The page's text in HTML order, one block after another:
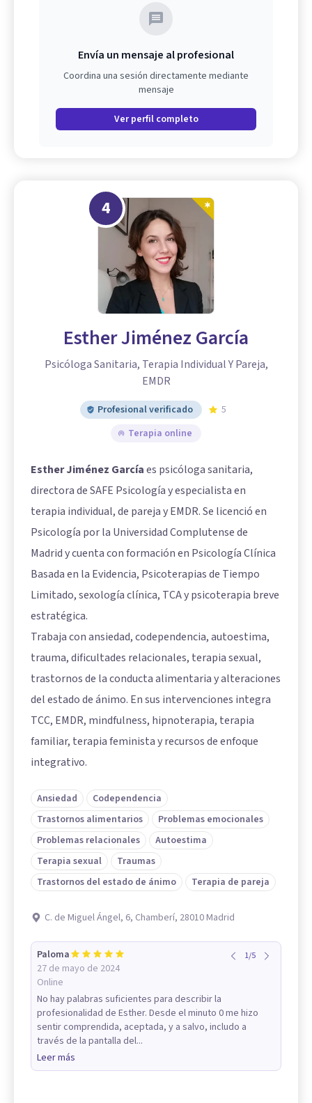
Envía un mensaje al profesional
Coordina una sesión directamente mediante
mensaje
Ver perfil completo
4
Esther Jiménez García
Psicóloga Sanitaria, Terapia Individual Y Pareja,
EMDR
Profesional verificado
5
Terapia online
Esther Jiménez Garcíaes psicóloga sanitaria,
directora de SAFE Psicología y especialista en
terapia individual, de pareja y EMDR. Se licenció en
Psicología por la Universidad Complutense de
Madrid y cuenta con formación en Psicología Clínica
Basada en la Evidencia, Psicoterapias de Tiempo
Limitado, sexología clínica, TCA y psicoterapia breve
estratégica.
Trabaja con ansiedad, codependencia, autoestima,
trauma, dificultades relacionales, terapia sexual,
trastornos de la conducta alimentaria y alteraciones
del estado de ánimo. En sus intervenciones integra
TCC, EMDR, mindfulness, hipnoterapia, terapia
familiar, terapia feminista y recursos de enfoque
integrativo.
Ansiedad
Codependencia
Trastornos alimentarios
Problemas emocionales
Problemas relacionales
Autoestima
Terapia sexual
Traumas
Trastornos del estado de ánimo
Terapia de pareja
C. de Miguel Ángel, 6, Chamberí, 28010 Madrid
Paloma
27 de mayo de 2024
Online
1/5
No hay palabras suficientes para describir la
profesionalidad de Esther. Desde el minuto 0 me hizo
sentir comprendida, aceptada, y a salvo, includo a
través de la pantalla del...
Leer más